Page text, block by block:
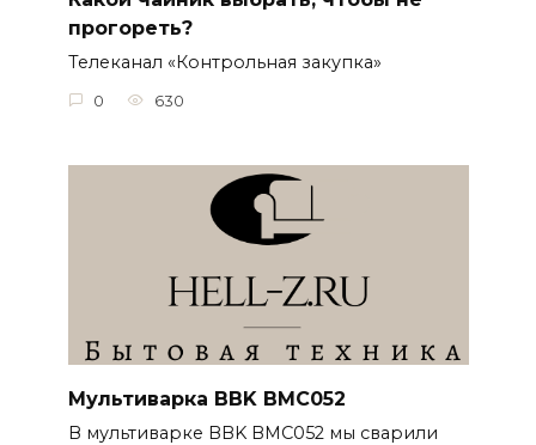
прогореть?
Телеканал «Контрольная закупка»
0 630
Мультиварка BBK BMC052
В мультиварке BBK BMC052 мы сварили